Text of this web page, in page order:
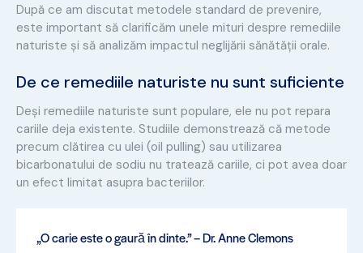
După ce am discutat metodele standard de prevenire,
este important să clarificăm unele mituri despre remediile
naturiste și să analizăm impactul neglijării sănătății orale.
De ce remediile naturiste nu sunt suficiente
Deși remediile naturiste sunt populare, ele nu pot repara
cariile deja existente. Studiile demonstrează că metode
precum clătirea cu ulei (oil pulling) sau utilizarea
bicarbonatului de sodiu nu tratează cariile, ci pot avea doar
un efect limitat asupra bacteriilor.
„O carie este o gaură în dinte.” – Dr. Anne Clemons